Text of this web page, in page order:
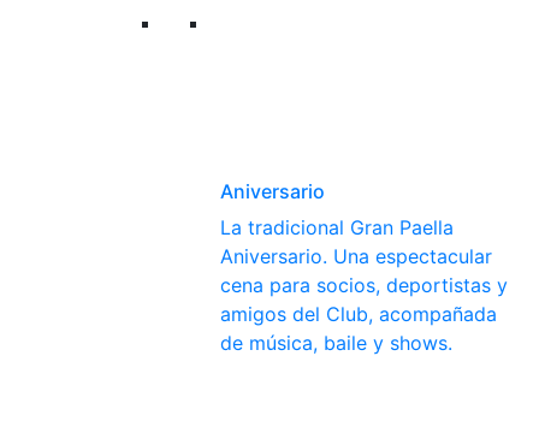
Aniversario
La tradicional Gran Paella
Aniversario. Una espectacular
cena para socios, deportistas y
amigos del Club, acompañada
de música, baile y shows.